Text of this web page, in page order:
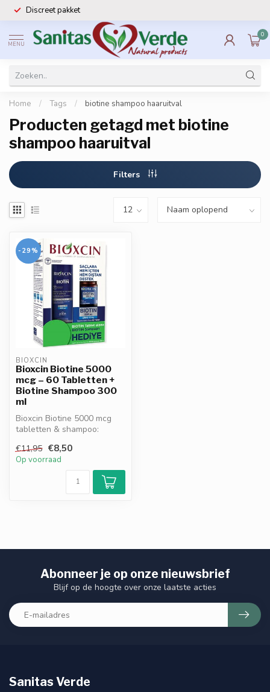
Discreet pakket
MENU
0
Home / Tags / biotine shampoo haaruitval
Producten getagd met biotine
shampoo haaruitval
Filters
-29%
BIOXCIN
Bioxcin Biotine 5000
mcg – 60 Tabletten +
Biotine Shampoo 300
ml
Bioxcin Biotine 5000 mcg
tabletten & shampoo:
haarverzorgingsset. Onder...
€11,95 €8,50
Op voorraad
Abonneer je op onze nieuwsbrief
Blijf op de hoogte over onze laatste acties
Sanitas Verde